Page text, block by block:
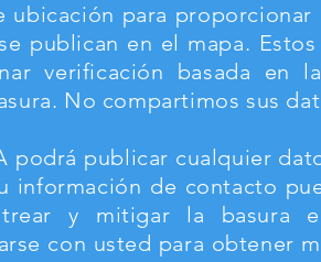
ubicación para
publican en el mapa.
verificación basada en
No compartimos sus
podrá publicar cualquier
información de contacto
y mitigar la basura
con usted para obtener